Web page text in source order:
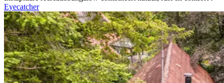
Eyecatcher